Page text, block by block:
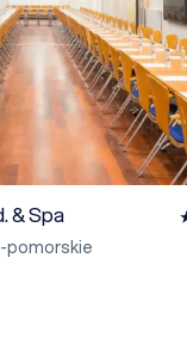
& Spa
pomorskie